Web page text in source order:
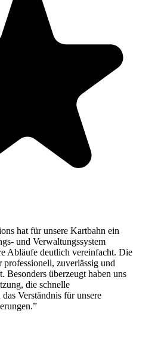
hat für unsere Kartbahn ein
und Verwaltungssystem
Abläufe deutlich vereinfacht. Die
professionell, zuverlässig und
Besonders überzeugt haben uns
die schnelle
Verständnis für unsere
”